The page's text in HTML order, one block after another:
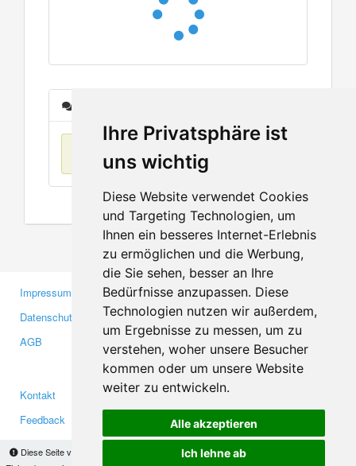
Ihre Privatsphäre ist
uns wichtig
Diese Website verwendet Cookies
und Targeting Technologien, um
Ihnen ein besseres Internet-Erlebnis
zu ermöglichen und die Werbung,
die Sie sehen, besser an Ihre
Bedürfnisse anzupassen. Diese
Technologien nutzen wir außerdem,
um Ergebnisse zu messen, um zu
verstehen, woher unsere Besucher
kommen oder um unsere Website
weiter zu entwickeln.
Alle akzeptieren
Ich lehne ab
Diese Seite verwendet Cookies, um Informationen auf Ihrem Computer zu speichern.
Keine Einträge
Impressum
Datenschutzerklärung
AGB
Gewerbetreibende
Investoren
Medien
Kontakt
Feedback
Facebook
Twitter
YouTube